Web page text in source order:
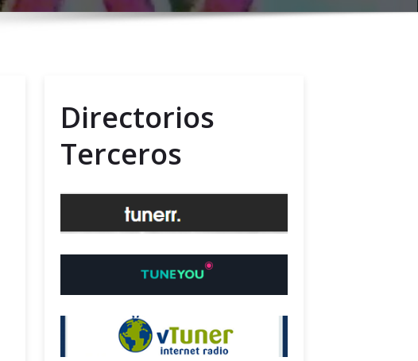
Directorios
Terceros